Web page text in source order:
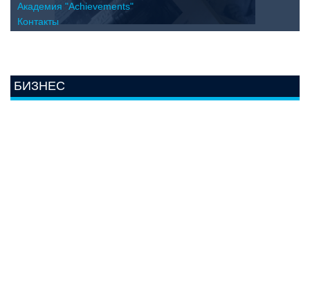
Академия "Achievements"
Контакты
БИЗНЕС